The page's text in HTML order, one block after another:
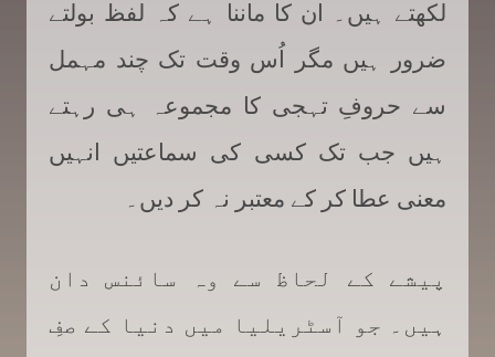
لکھتے ہیں۔ ان کا ماننا ہے کہ لفظ بولتے
ضرور ہیں مگر اُس وقت تک چند مہمل
سے حروفِ تہجی کا مجموعہ ہی رہتے
ہیں جب تک کسی کی سماعتیں انہیں
معنی عطا کر کے معتبر نہ کر دیں۔
پیشے کے لحاظ سے وہ سائنس دان
ہیں۔ جو آسٹریلیا میں دنیا کے صفِ